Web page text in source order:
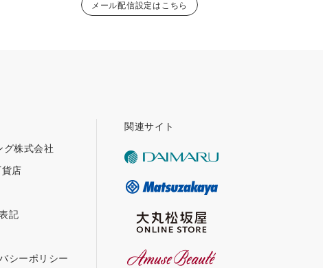
メール配信設定はこちら
株式会社
店
記
シーポリシー
関連サイト